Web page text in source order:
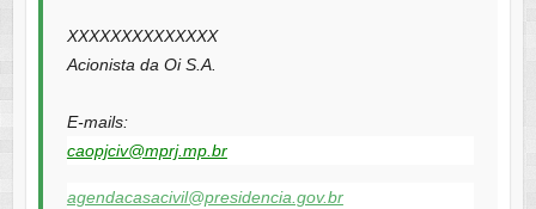
XXXXXXXXXXXXXX
Acionista da Oi S.A.
E-mails:
caopjciv@mprj.mp.br
agendacasacivil@presidencia.gov.br